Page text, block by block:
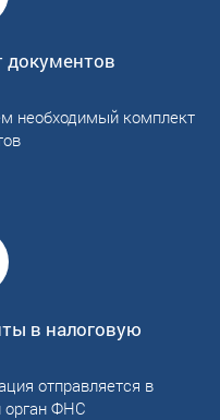
документов
необходимый комплект
в налоговую
отправляется в
орган ФНС